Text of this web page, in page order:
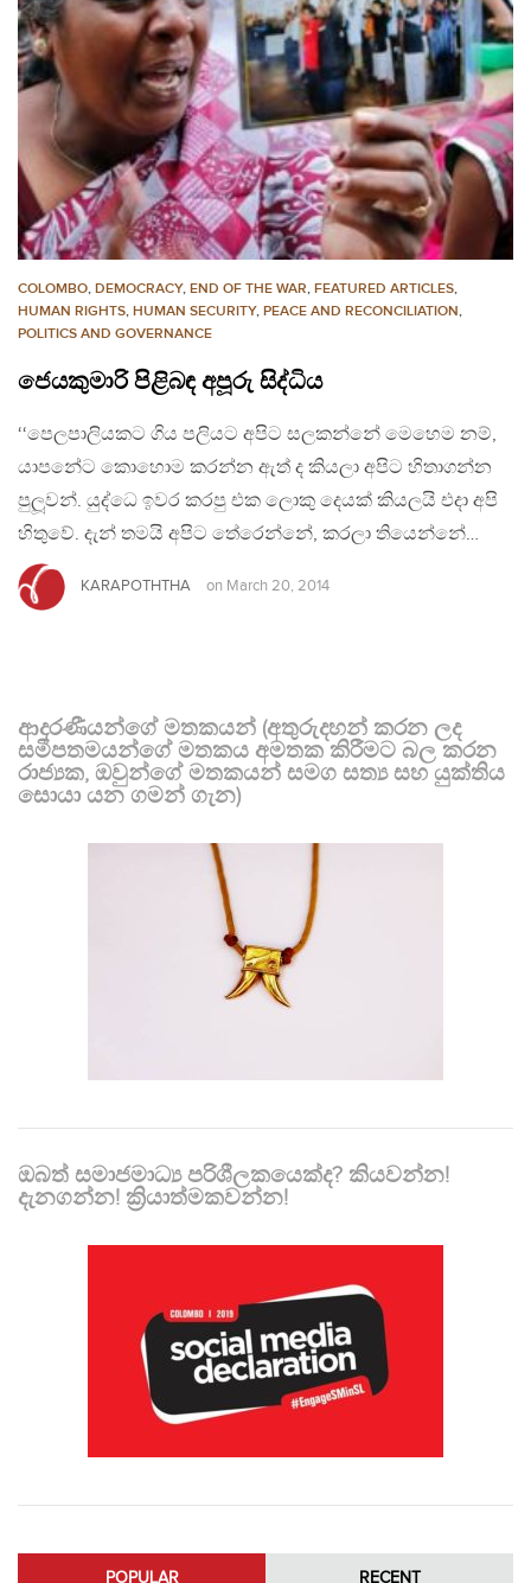
COLOMBO, DEMOCRACY, END OF THE WAR, FEATURED ARTICLES,
HUMAN RIGHTS, HUMAN SECURITY, PEACE AND RECONCILIATION,
POLITICS AND GOVERNANCE
ජෙයකුමාරි පිළිබඳ අපූරු සිද්ධිය
‘‘පෙලපාලියකට ගිය පලියට අපිට සලකන්නේ මෙහෙම නම්,
යාපනේට කොහොම කරන්න ඇත් ද කියලා අපිට හිතාගන්න
පුලූවන්. යුද්ධෙ ඉවර කරපු එක ලොකු දෙයක් කියලයි එදා අපි
හිතුවේ. දැන් තමයි අපිට තේරෙන්නේ, කරලා තියෙන්නේ…
KARAPOTHTHA on March 20, 2014
ආදරණීයන්ගේ මතකයන් (අතුරුදහන් කරන ලද
සමීපතමයන්ගේ මතකය අමතක කිරීමට බල කරන
රාජ්‍යක, ඔවුන්ගේ මතකයන් සමග සත්‍ය සහ යුක්තිය
සොයා යන ගමන් ගැන)
ඔබත් සමාජමාධ්‍ය පරිශීලකයෙක්ද? කියවන්න!
දැනගන්න! ක්‍රියාත්මකවන්න!
POPULAR RECENT